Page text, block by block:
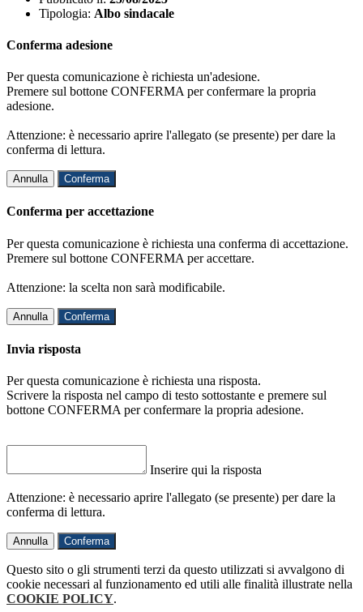
Tipologia: Albo sindacale
Conferma adesione
Per questa comunicazione è richiesta un'adesione.
Premere sul bottone CONFERMA per confermare la propria
adesione.
Attenzione: è necessario aprire l'allegato (se presente) per dare la
conferma di lettura.
Annulla Conferma
Conferma per accettazione
Per questa comunicazione è richiesta una conferma di accettazione.
Premere sul bottone CONFERMA per accettare.
Attenzione: la scelta non sarà modificabile.
Annulla Conferma
Invia risposta
Per questa comunicazione è richiesta una risposta.
Scrivere la risposta nel campo di testo sottostante e premere sul
bottone CONFERMA per confermare la propria adesione.
Inserire qui la risposta
Attenzione: è necessario aprire l'allegato (se presente) per dare la
conferma di lettura.
Annulla Conferma
Questo sito o gli strumenti terzi da questo utilizzati si avvalgono di
cookie necessari al funzionamento ed utili alle finalità illustrate nella
COOKIE POLICY.